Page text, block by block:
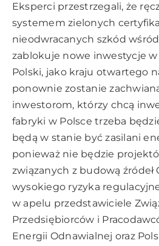
Eksperci przestrzegali, że
systemem zielonych
nieodwracanych szkód
zablokuje nowe inwestycje w
Polski, jako kraju otwartego
ponownie zostanie
inwestorom, którzy chcą
fabryki w Polsce trzeba
będą w stanie być zasilani
ponieważ nie będzie
związanych z budową źródeł
wysokiego ryzyka
w apelu przedstawiciele
Przedsiębiorców i
Energii Odnawialnej oraz